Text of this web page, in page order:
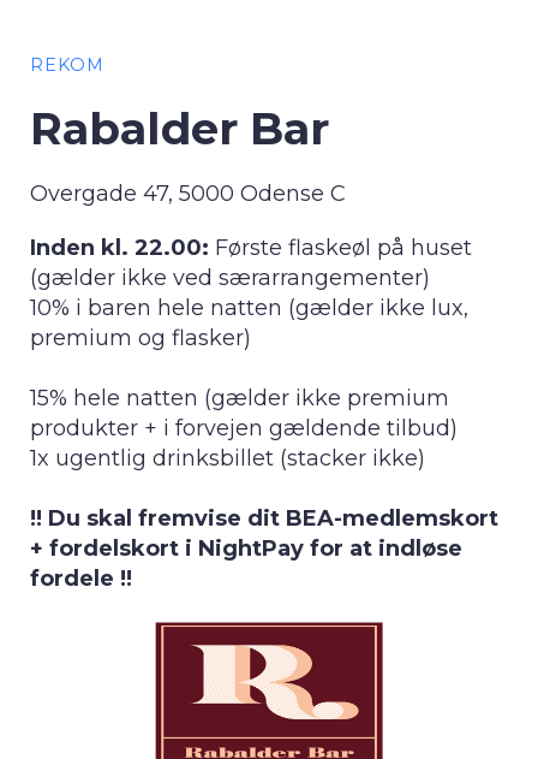
REKOM
Rabalder Bar
Overgade 47, 5000 Odense C
Inden kl. 22.00: Første flaskeøl på huset
(gælder ikke ved særarrangementer)
10% i baren hele natten (gælder ikke lux,
premium og flasker)
15% hele natten (gælder ikke premium
produkter + i forvejen gældende tilbud)
1x ugentlig drinksbillet (stacker ikke)
!! Du skal fremvise dit BEA-medlemskort
+ fordelskort i NightPay for at indløse
fordele !!